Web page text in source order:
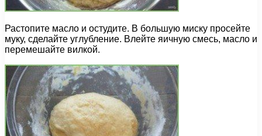
Растопите масло и остудите. В большую миску просейте
муку, сделайте углубление. Влейте яичную смесь, масло и
перемешайте вилкой.